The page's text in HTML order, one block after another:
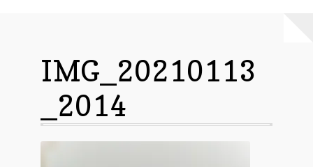
ContactIMG_20210113
_2014